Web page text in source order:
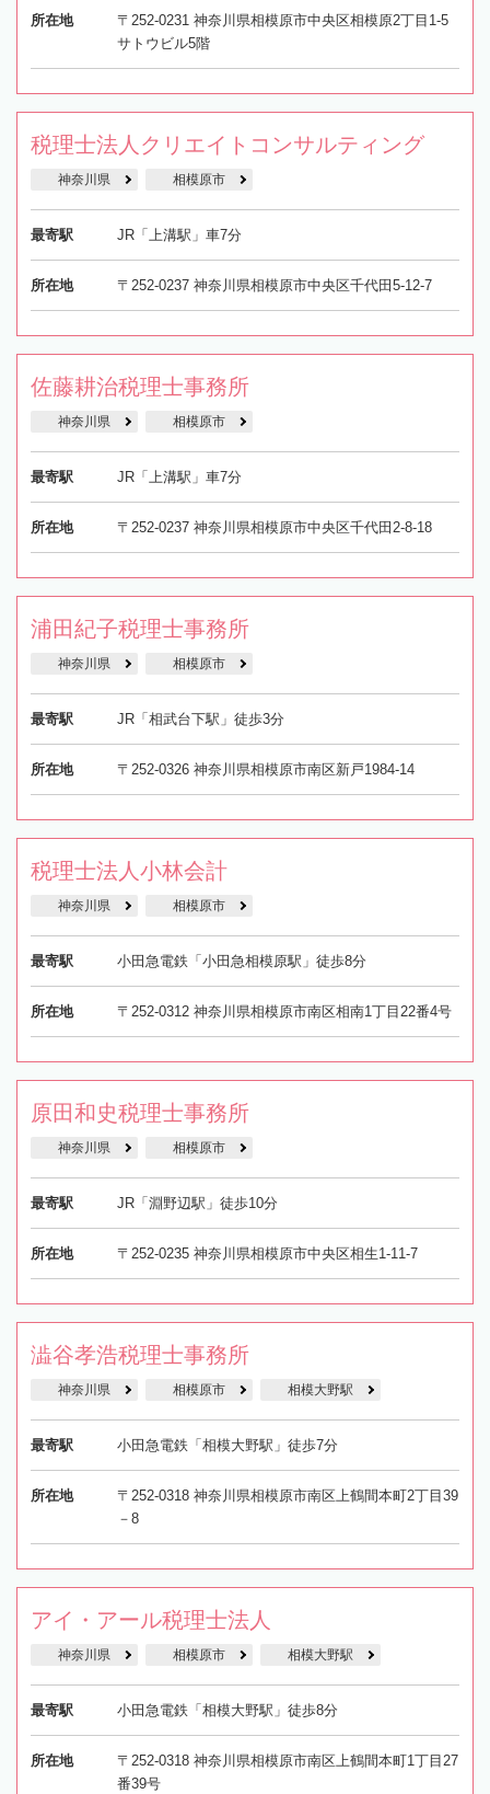
所在地
〒252-0231 神奈川県相模原市中央区相模原2丁目1-5
サトウビル5階
税理士法人クリエイトコンサルティング
神奈川県 相模原市
最寄駅 JR「上溝駅」車7分
所在地 〒252-0237 神奈川県相模原市中央区千代田5-12-7
佐藤耕治税理士事務所
神奈川県 相模原市
最寄駅 JR「上溝駅」車7分
所在地 〒252-0237 神奈川県相模原市中央区千代田2-8-18
浦田紀子税理士事務所
神奈川県 相模原市
最寄駅 JR「相武台下駅」徒歩3分
所在地 〒252-0326 神奈川県相模原市南区新戸1984-14
税理士法人小林会計
神奈川県 相模原市
最寄駅 小田急電鉄「小田急相模原駅」徒歩8分
所在地 〒252-0312 神奈川県相模原市南区相南1丁目22番4号
原田和史税理士事務所
神奈川県 相模原市
最寄駅 JR「淵野辺駅」徒歩10分
所在地 〒252-0235 神奈川県相模原市中央区相生1-11-7
澁谷孝浩税理士事務所
神奈川県 相模原市 相模大野駅
最寄駅 小田急電鉄「相模大野駅」徒歩7分
所在地
〒252-0318 神奈川県相模原市南区上鶴間本町2丁目39
－8
アイ・アール税理士法人
神奈川県 相模原市 相模大野駅
最寄駅 小田急電鉄「相模大野駅」徒歩8分
所在地
〒252-0318 神奈川県相模原市南区上鶴間本町1丁目27
番39号